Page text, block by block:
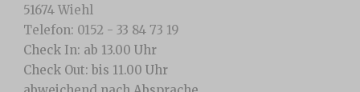
51674 Wiehl
Telefon: 0152 - 33 84 73 19
Check In: ab 13.00 Uhr
Check Out: bis 11.00 Uhr